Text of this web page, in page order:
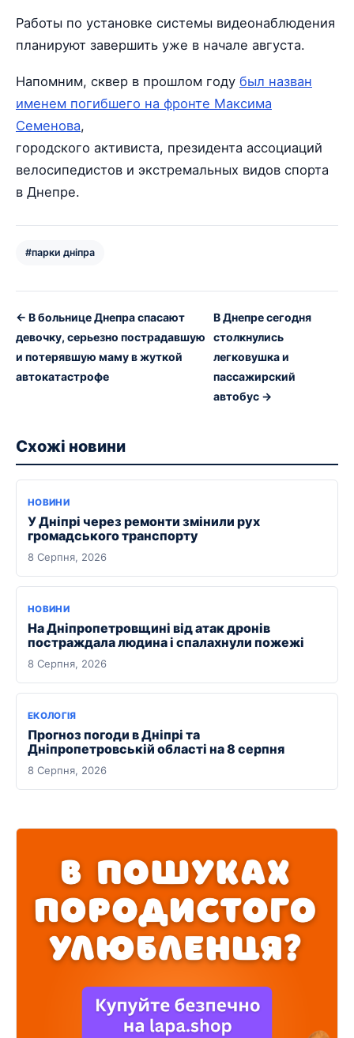
Работы по установке системы видеонаблюдения
планируют завершить уже в начале августа.
Напомним, сквер в прошлом году был назван
именем погибшего на фронте Максима
Семенова,
городского активиста, президента ассоциаций
велосипедистов и экстремальных видов спорта
в Днепре.
#парки дніпра
← В больнице Днепра спасают
девочку, серьезно пострадавшую
и потерявшую маму в жуткой
автокатастрофе
В Днепре сегодня
столкнулись
легковушка и
пассажирский
автобус →
Схожі новини
НОВИНИ
У Дніпрі через ремонти змінили рух
громадського транспорту
8 Серпня, 2026
НОВИНИ
На Дніпропетровщині від атак дронів
постраждала людина і спалахнули пожежі
8 Серпня, 2026
ЕКОЛОГІЯ
Прогноз погоди в Дніпрі та
Дніпропетровській області на 8 серпня
8 Серпня, 2026